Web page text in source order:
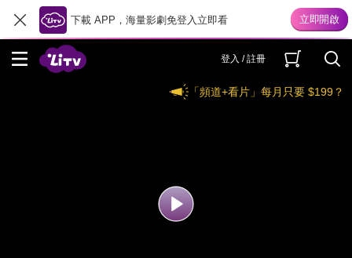
下載 APP，海量影劇免登入立即看
登入 / 註冊
「頻道+看片」每月只要 $199？